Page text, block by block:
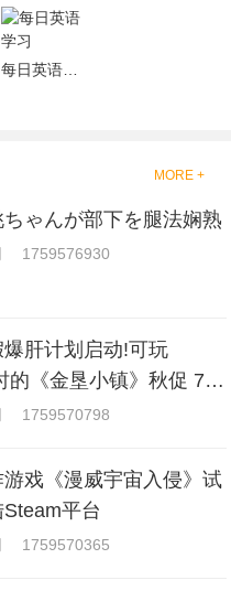
每日英语学习
MORE +
ちゃんが部下を腿法娴熟
1759576930
爆肝计划启动!可玩
的《金垦小镇》秋促 7折
1759570798
戏《漫威宇宙入侵》试
平台
1759570365